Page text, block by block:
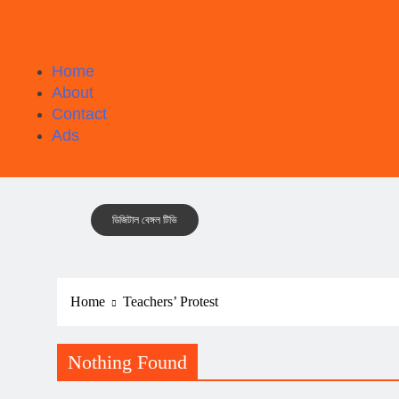
Home
About
Contact
Ads
ডিজিটাল বেঙ্গল টিভি
Home Teachers’ Protest
Nothing Found